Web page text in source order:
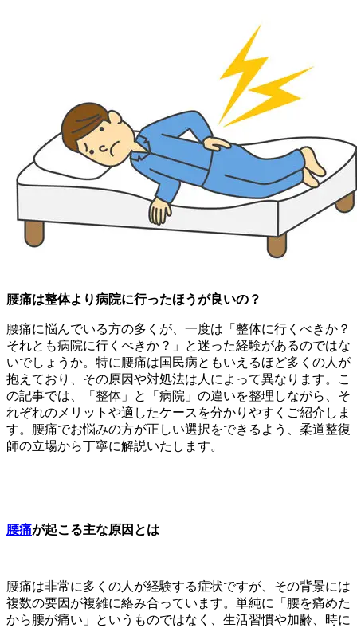
腰痛は整体より病院に行ったほうが良いの？
腰痛に悩んでいる方の多くが、一度は「整体に行くべきか？
それとも病院に行くべきか？」と迷った経験があるのではな
いでしょうか。特に腰痛は国民病ともいえるほど多くの人が
抱えており、その原因や対処法は人によって異なります。こ
の記事では、「整体」と「病院」の違いを整理しながら、そ
れぞれのメリットや適したケースを分かりやすくご紹介しま
す。腰痛でお悩みの方が正しい選択をできるよう、柔道整復
師の立場から丁寧に解説いたします。
腰痛が起こる主な原因とは
腰痛は非常に多くの人が経験する症状ですが、その背景には
複数の要因が複雑に絡み合っています。単純に「腰を痛めた
から腰が痛い」というものではなく、生活習慣や加齢、時に